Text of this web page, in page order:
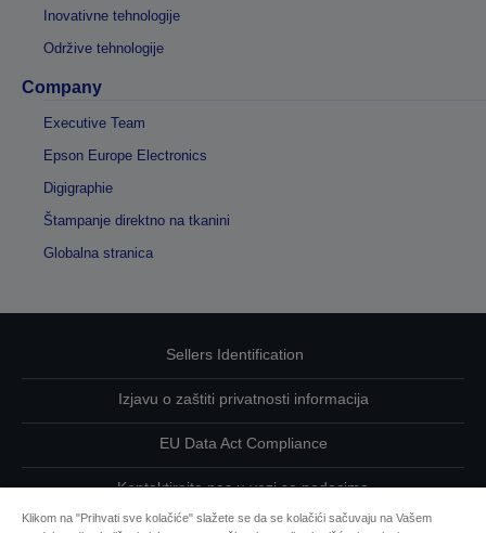
Inovativne tehnologije
Održive tehnologije
Company
Executive Team
Epson Europe Electronics
Digigraphie
Štampanje direktno na tkanini
Globalna stranica
Sellers Identification
Izjavu o zaštiti privatnosti informacija
EU Data Act Compliance
Kontaktirajte nas u vezi sa podacima
Klikom na "Prihvati sve kolačiće" slažete se da se kolačići sačuvaju na Vašem